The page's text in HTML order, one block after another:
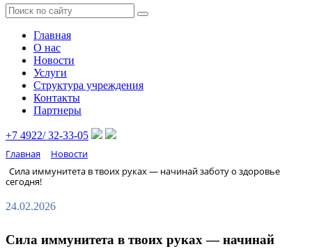
Главная
О нас
Новости
Услуги
Структура учреждения
Контакты
Партнеры
+7 4922/32-33-05
Главная
Новости
Сила иммунитета в твоих руках — начинай заботу о здоровье
сегодня!
24.02.2026
Сила иммунитета в твоих руках — начинай